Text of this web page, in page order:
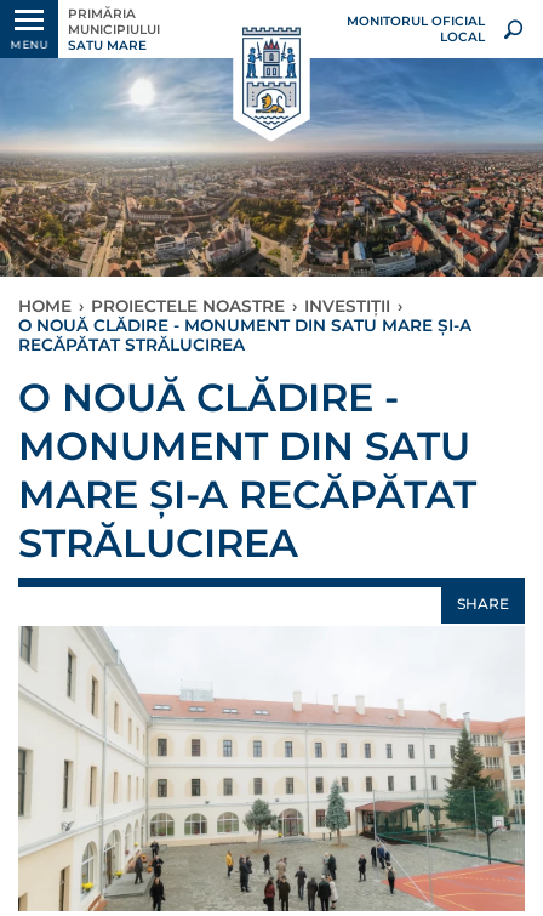
MENU
PRIMĂRIA
MUNICIPIULUI
SATU MARE
MONITORUL OFICIAL
LOCAL
HOME › PROIECTELE NOASTRE › INVESTIȚII ›
O NOUĂ CLĂDIRE - MONUMENT DIN SATU MARE ȘI-A
RECĂPĂTAT STRĂLUCIREA
O NOUĂ CLĂDIRE -
MONUMENT DIN SATU
MARE ȘI-A RECĂPĂTAT
STRĂLUCIREA
SHARE